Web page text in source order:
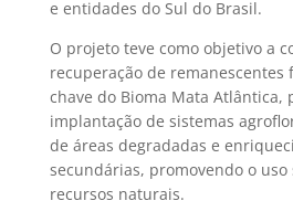
e entidades do Sul do Brasil.
O projeto teve como objetivo a
recuperação de remanescentes
chave do Bioma Mata Atlântica,
implantação de sistemas
de áreas degradadas e
secundárias, promovendo o uso
recursos naturais.